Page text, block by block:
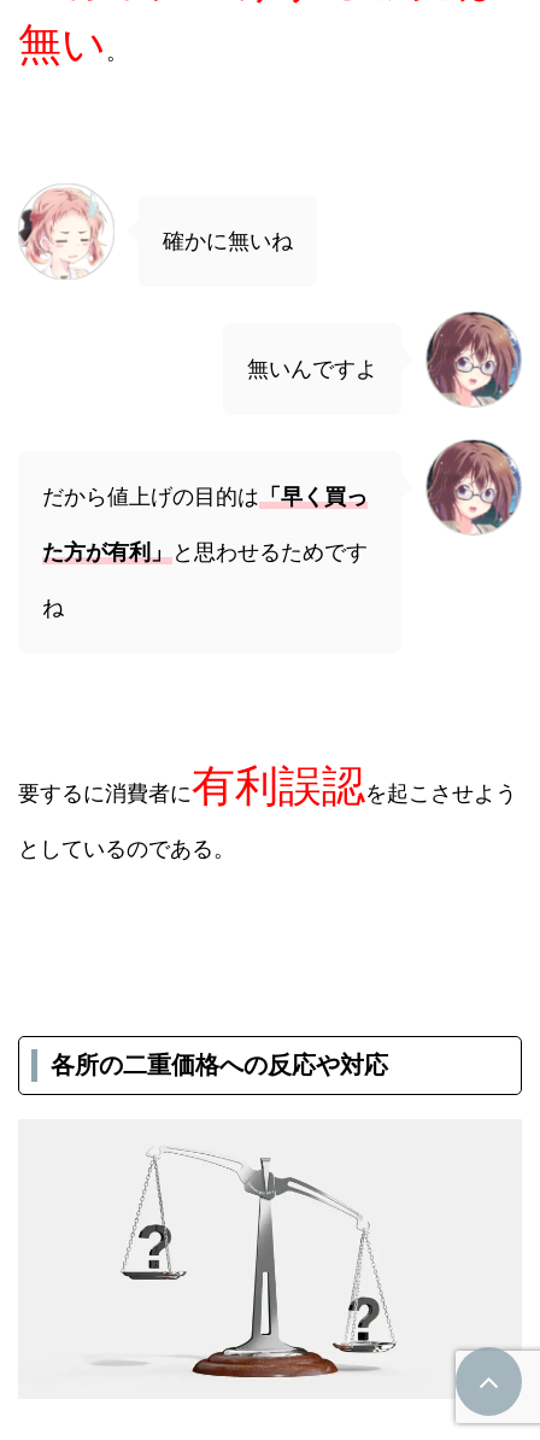
無い 。
確かに無いね
無いんですよ
だから値上げの目的は「早く買っ
た方が有利」と思わせるためです
ね
要するに消費者に有利誤認を起こさせよう
としているのである。
各所の二重価格への反応や対応